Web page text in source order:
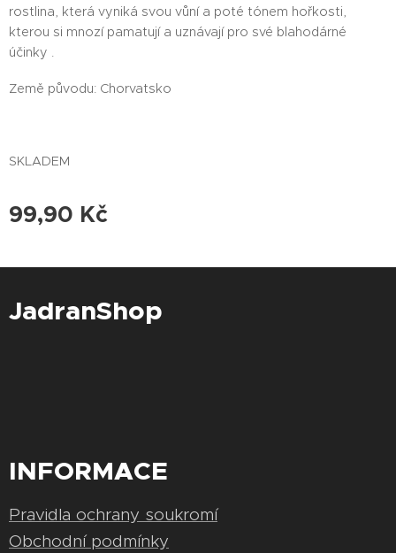
rostlina, která vyniká svou vůní a poté tónem hořkosti,
kterou si mnozí pamatují a uznávají pro své blahodárné
účinky .
Země původu: Chorvatsko
SKLADEM
99,90 Kč
JadranShop
INFORMACE
Pravidla ochrany soukromí
Obchodní podmínky